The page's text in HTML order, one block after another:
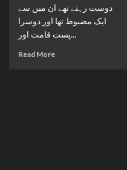
دوست رہتے تھے ان میں سے
ایک مضبوط تھا اور دوسرا
پست قامت اور...
Read More